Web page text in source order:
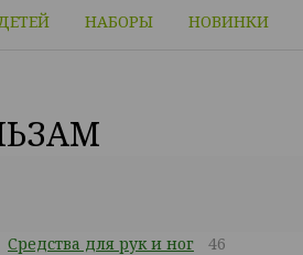
НАБОРЫ НОВИНКИ
Средства для рук и ног
46